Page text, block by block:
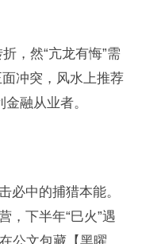
，然“亢龙有悔”需
冲突，风水上推荐
融从业者。
必中的捕猎本能。
，下半年“巳火”遇
公文包藏【黑曜